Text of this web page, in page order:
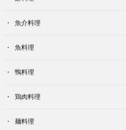
魚介料理
魚料理
鴨料理
鶏肉料理
麺料理